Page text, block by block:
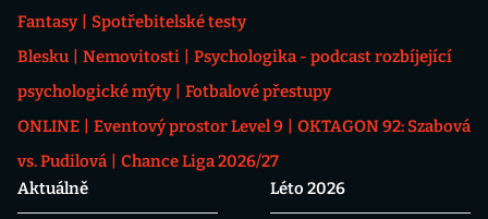
Fantasy
Spotřebitelské testy
Blesku
Nemovitosti
Psychologika - podcast rozbíjející
psychologické mýty
Fotbalové přestupy
ONLINE
Eventový prostor Level 9
OKTAGON 92: Szabová
vs. Pudilová
Chance Liga 2026/27
Aktuálně
Léto 2026